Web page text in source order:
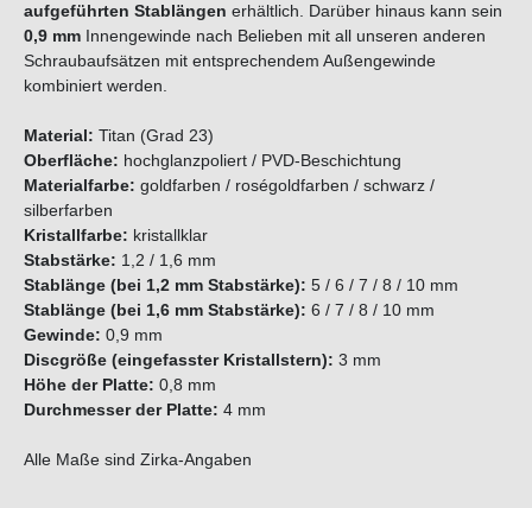
aufgeführten Stablängen erhältlich. Darüber hinaus kann sein
0,9 mm Innengewinde nach Belieben mit all unseren anderen
Schraubaufsätzen mit entsprechendem Außengewinde
kombiniert werden.
Material: Titan (Grad 23)
Oberfläche: hochglanzpoliert / PVD-Beschichtung
Materialfarbe: goldfarben / roségoldfarben / schwarz /
silberfarben
Kristallfarbe: kristallklar
Stabstärke: 1,2 / 1,6 mm
Stablänge (bei 1,2 mm Stabstärke): 5 / 6 / 7 / 8 / 10 mm
Stablänge (bei 1,6 mm Stabstärke): 6 / 7 / 8 / 10 mm
Gewinde: 0,9 mm
Discgröße (eingefasster Kristallstern): 3 mm
Höhe der Platte: 0,8 mm
Durchmesser der Platte: 4 mm
Alle Maße sind Zirka-Angaben